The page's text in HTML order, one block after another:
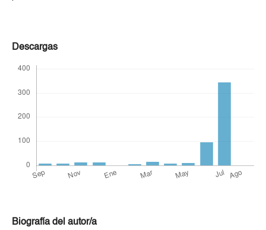
Descargas
Biografía del autor/a